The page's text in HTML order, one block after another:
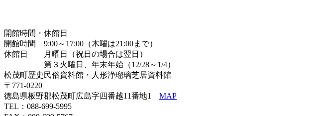
開館時間・休館日
開館時間 9:00～17:00（木曜は21:00まで）
休館日 月曜日（祝日の場合は翌日）
第３火曜日、年末年始（12/28～1/4）
松茂町歴史民俗資料館・人形浄瑠璃芝居資料館
〒771-0220
徳島県板野郡松茂町広島字四番越11番地1 MAP
TEL：088-699-5995